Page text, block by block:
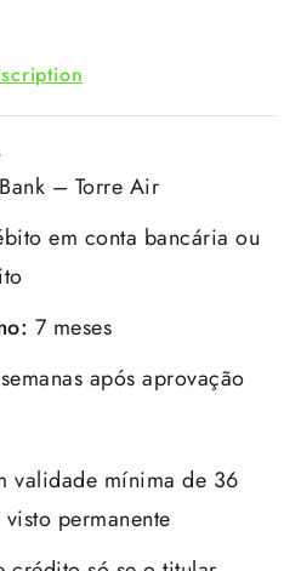
– Torre Air
em conta bancária ou
7 meses
após aprovação
validade mínima de 36
visto permanente